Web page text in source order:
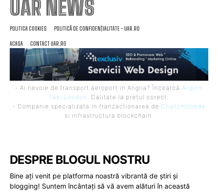
UAR NEWS
POLITICA COOKIES POLITICĂ DE CONFIDENȚIALITATE – UAR.RO
ACASA CONTACT UAR.RO
- Ai nevoie de transport aeroport in Anglia? Încearcă Airport
Taxi London . Calitate la prețul corect.
- Companie specializata in tranzactionarea de Criptomonede
si infrastructura blockchain.
DESPRE BLOGUL NOSTRU
Bine ați venit pe platforma noastră vibrantă de știri și
blogging! Suntem încântați să vă avem alături în această